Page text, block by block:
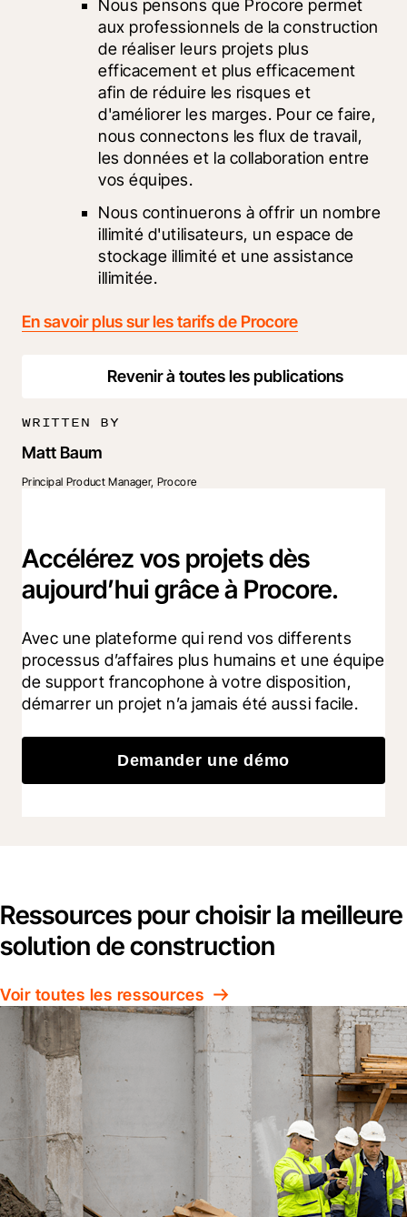
Nous pensons que Procore permet
aux professionnels de la construction
de réaliser leurs projets plus
efficacement et plus efficacement
afin de réduire les risques et
d'améliorer les marges. Pour ce faire,
nous connectons les flux de travail,
les données et la collaboration entre
vos équipes.
Nous continuerons à offrir un nombre
illimité d'utilisateurs, un espace de
stockage illimité et une assistance
illimitée.
En savoir plus sur les tarifs de Procore
Revenir à toutes les publications
WRITTEN BY
Matt Baum
Principal Product Manager, Procore
Accélérez vos projets dès
aujourd’hui grâce à Procore.
Avec une plateforme qui rend vos differents
processus d’affaires plus humains et une équipe
de support francophone à votre disposition,
démarrer un projet n’a jamais été aussi facile.
Demander une démo
Ressources pour choisir la meilleure
solution de construction
Voir toutes les ressources